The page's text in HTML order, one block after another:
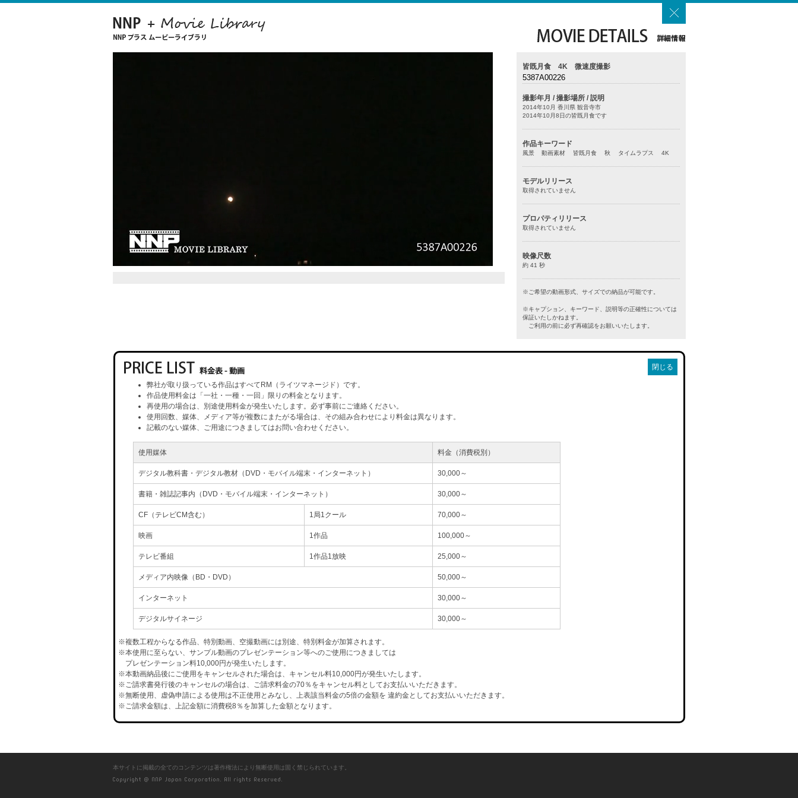
皆既月食 4K 微速度撮影
5387A00226
撮影年月 / 撮影場所 / 説明
2014年10月 香川県 観音寺市
2014年10月8日の皆既月食です
作品キーワード
風景 動画素材 皆既月食 秋 タイムラプス 4K
モデルリリース
取得されていません
プロパティリリース
取得されていません
映像尺数
約 41 秒
※ご希望の動画形式、サイズでの納品が可能です。
※キャプション、キーワード、説明等の正確性については
保証いたしかねます。
ご利用の前に必ず再確認をお願いいたします。
閉じる
弊社が取り扱っている作品はすべてRM（ライツマネージド）です。
作品使用料金は「一社・一種・一回」限りの料金となります。
再使用の場合は、別途使用料金が発生いたします。必ず事前にご連絡ください。
使用回数、媒体、メディア等が複数にまたがる場合は、その組み合わせにより料金は異なります。
記載のない媒体、ご用途につきましてはお問い合わせください。
使用媒体 料金（消費税別）
デジタル教科書・デジタル教材（DVD・モバイル端末・インターネット） 30,000～
書籍・雑誌記事内（DVD・モバイル端末・インターネット） 30,000～
CF（テレビCM含む） 1局1クール 70,000～
映画 1作品 100,000～
テレビ番組 1作品1放映 25,000～
メディア内映像（BD・DVD） 50,000～
インターネット 30,000～
デジタルサイネージ 30,000～
※複数工程からなる作品、特別動画、空撮動画には別途、特別料金が加算されます。
※本使用に至らない、サンプル動画のプレゼンテーション等へのご使用につきましては
プレゼンテーション料10,000円が発生いたします。
※本動画納品後にご使用をキャンセルされた場合は、キャンセル料10,000円が発生いたします。
※ご請求書発行後のキャンセルの場合は、ご請求料金の70％をキャンセル料としてお支払いいただきます。
※無断使用、虚偽申請による使用は不正使用とみなし、上表該当料金の5倍の金額を 違約金としてお支払いいただきます。
※ご請求金額は、上記金額に消費税8％を加算した金額となります。
本サイトに掲載の全てのコンテンツは著作権法により無断使用は固く禁じられています。